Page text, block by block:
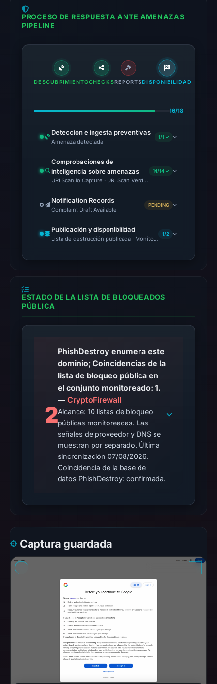
OTX
8
pulse
references
2026
at
UTC.
The
latest
probe
the
(HTTP
Aug
UTC.
Reachability
alone
does
not
establish
whether
the
content
is
safe.
Browsing
recorded
flag
on
Mar
2,
2026
at
20:25
UTC.
Spamhaus
PROCESO DE RESPUESTA ANTE AMENAZAS
PIPELINE
DESCUBRIMIENTOCHECKSREPORTSDISPONIBILIDAD
16/18
Detección e ingesta preventivas
Amenaza detectada
1/1 ✓
Comprobaciones de
inteligencia sobre amenazas
URLScan.io Capture · URLScan Verdict · Cloudflare Radar
14/14 ✓
Notification Records
Complaint Draft Available
PENDING
Publicación y disponibilidad
Lista de destrucción publicada · Monitoring Continues
1/2
ESTADO DE LA LISTA DE BLOQUEADOS
PÚBLICA
2
PhishDestroy enumera este
dominio; Coincidencias de la
lista de bloqueo pública en
el conjunto monitoreado: 1.
—CryptoFirewall
Alcance: 10 listas de bloqueo
públicas monitoreadas. Las
señales de proveedor y DNS se
muestran por separado. Última
sincronización 07/08/2026.
Coincidencia de la base de
datos PhishDestroy: confirmada.
Captura guardada